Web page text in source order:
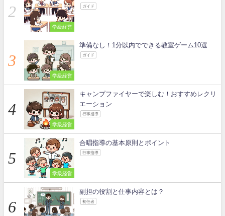
学級経営
ガイド
学級経営
準備なし！1分以内でできる教室ゲーム10選
ガイド
学級経営
キャンプファイヤーで楽しむ！おすすめレクリ
エーション
行事指導
学級経営
合唱指導の基本原則とポイント
行事指導
副担の役割と仕事内容とは？
初任者